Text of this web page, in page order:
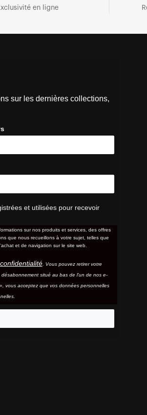
en ligne
sur les dernières collections,
et utilisées pour recevoir
sur nos produits et services, des offres
que nous recueillons à votre sujet, telles que
et de navigation sur le site web.
. Vous pouvez retirer votre
situé au bas de l'un de nos e-
vous acceptez que vos données personnelles